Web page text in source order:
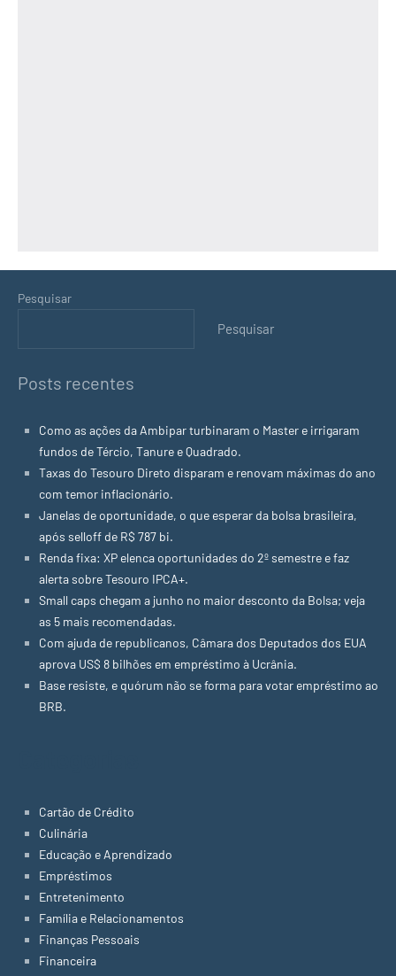
Pesquisar
Pesquisar
Posts recentes
Como as ações da Ambipar turbinaram o Master e irrigaram
fundos de Tércio, Tanure e Quadrado.
Taxas do Tesouro Direto disparam e renovam máximas do ano
com temor inflacionário.
Janelas de oportunidade, o que esperar da bolsa brasileira,
após selloff de R$ 787 bi.
Renda fixa: XP elenca oportunidades do 2º semestre e faz
alerta sobre Tesouro IPCA+.
Small caps chegam a junho no maior desconto da Bolsa; veja
as 5 mais recomendadas.
Com ajuda de republicanos, Câmara dos Deputados dos EUA
aprova US$ 8 bilhões em empréstimo à Ucrânia.
Base resiste, e quórum não se forma para votar empréstimo ao
BRB.
Cartão de Crédito
Culinária
Educação e Aprendizado
Empréstimos
Entretenimento
Família e Relacionamentos
Finanças Pessoais
Financeira